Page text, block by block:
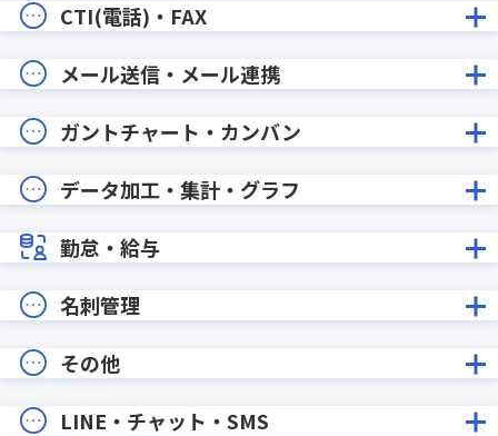
CTI(電話)・FAX
メール送信・メール連携
ガントチャート・カンバン
データ加工・集計・グラフ
勤怠・給与
名刺管理
その他
LINE・チャット・SMS